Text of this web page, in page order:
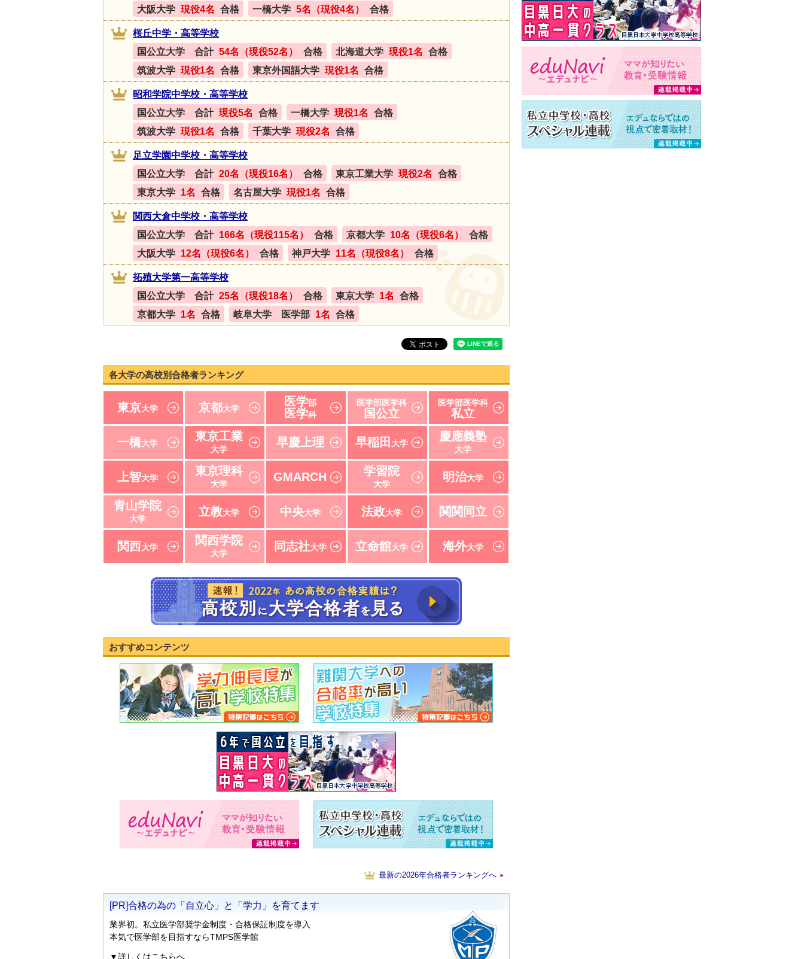
大阪大学 現役4名 合格 一橋大学 5名（現役4名） 合格
桜丘中学・高等学校
国公立大学 合計 54名（現役52名） 合格 北海道大学 現役1名
合格
筑波大学 現役1名 合格 東京外国語大学 現役1名 合格
昭和学院中学校・高等学校
国公立大学 合計 現役5名 合格 一橋大学 現役1名
合格
筑波大学 現役1名 合格 千葉大学 現役2名 合格
足立学園中学校・高等学校
国公立大学 合計 20名（現役16名） 合格 東京工業大学 現役2名
合格
東京大学 1名 合格 名古屋大学 現役1名 合格
関西大倉中学校・高等学校
国公立大学 合計 166名（現役115名） 合格 京都大学 10名（現役6名）
合格
大阪大学 12名（現役6名） 合格 神戸大学 11名（現役8名） 合格
拓殖大学第一高等学校
国公立大学 合計 25名（現役18名） 合格 東京大学 1名
合格
京都大学 1名 合格 岐阜大学 医学部 1名 合格
各大学の高校別合格者ランキング
東京大学 京都大学
医学部
医学科
医学部医学科
国公立
医学部医学科
私立
一橋大学
東京工業
大学
早慶上理 早稲田 大学
慶應義塾
大学
上智大学
東京理科
大学
GMARCH 学習院
大学
明治大学
青山学院
大学
立教大学 中央大学 法政大学 関関同立
関西大学
関西学院
大学
同志社大学 立命館大学 海外大学
おすすめコンテンツ
最新の2026年合格者ランキングへ